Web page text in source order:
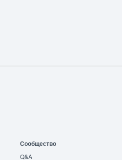
Сообщество
Q&A